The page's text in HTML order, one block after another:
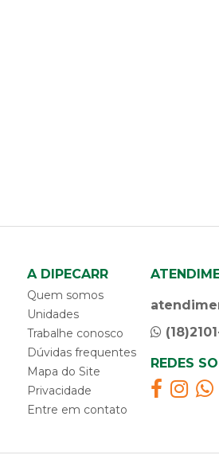
capa da porca do parafuso
carcaça filtro
carroceria - componentes
catraca de amarração
chapa do paralama
chave combinada antifurto
chave da tampa do tanque
chave de bascular cabine
cinta do parabarro
A DIPECARR
Quem somos
Unidades
Trabalhe conosco
Dúvidas frequentes
Mapa do Site
Privacidade
Entre em contato
REDES